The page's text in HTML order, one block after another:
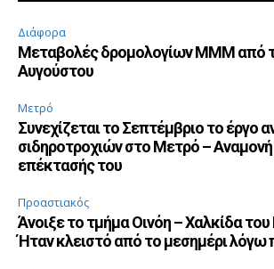
Διάφορα
Μεταβολές δρομολογίων ΜΜΜ από
Αυγούστου
Μετρό
Συνεχίζεται το Σεπτέμβριο το έργο
σιδηροτροχιών στο Μετρό – Αναμονή
επέκτασής του
Προαστιακός
Άνοιξε το τμήμα Οινόη – Χαλκίδα
Ήταν κλειστό από το μεσημέρι λόγω